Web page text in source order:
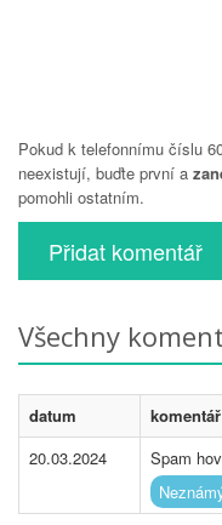
Pokud k telefonnímu číslu
neexistují, buďte první a
pomohli ostatním.
Přidat komentář
Všechny
datum
komentář
20.03.2024
Spam